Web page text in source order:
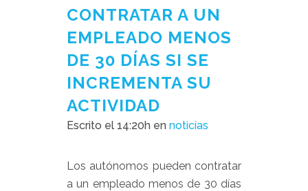
CONTRATAR A UN
EMPLEADO MENOS
DE 30 DÍAS SI SE
INCREMENTA SU
ACTIVIDAD
Escrito el 14:20h en noticias
Los autónomos pueden contratar
a un empleado menos de 30 días